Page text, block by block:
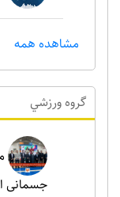
مشاهده همه
گروه ورزشي
جسمانی